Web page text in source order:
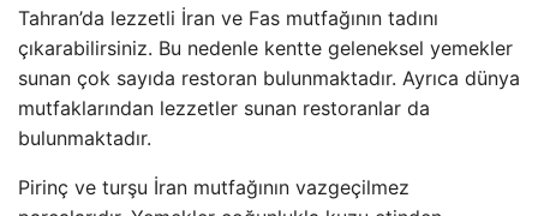
Tahran’da lezzetli İran ve Fas mutfağının tadını
çıkarabilirsiniz. Bu nedenle kentte geleneksel yemekler
sunan çok sayıda restoran bulunmaktadır. Ayrıca dünya
mutfaklarından lezzetler sunan restoranlar da
bulunmaktadır.
Pirinç ve turşu İran mutfağının vazgeçilmez